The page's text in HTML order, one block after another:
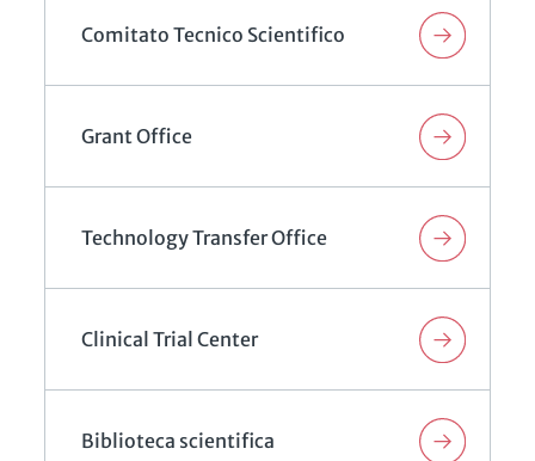
Comitato Tecnico Scientifico
Grant Office
Technology Transfer Office
Clinical Trial Center
Biblioteca scientifica